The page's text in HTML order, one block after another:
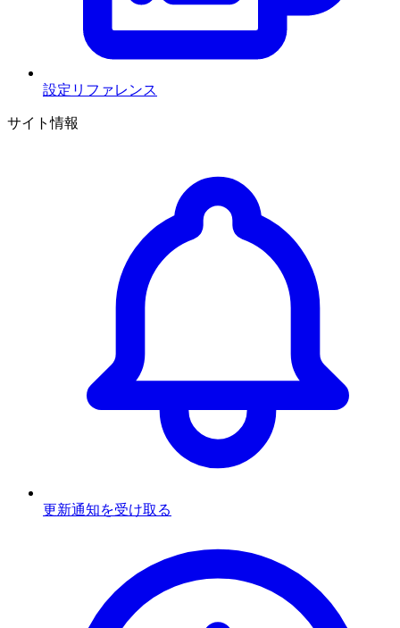
設定リファレンス
サイト情報
更新通知を受け取る